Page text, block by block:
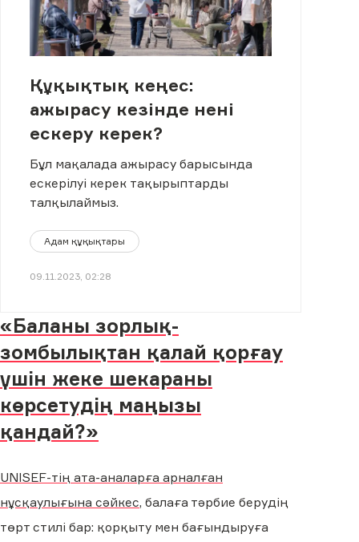
Құқықтық кеңес:
ажырасу кезінде нені
ескеру керек?
Бұл мақалада ажырасу барысында
ескерілуі керек тақырыптарды
талқылаймыз.
Адам құқықтары
09.11.2023, 02:28
«Баланы зорлық-
зомбылықтан қалай қорғау
үшін жеке шекараны
көрсетудің маңызы
қандай?»
UNISEF-тің ата-аналарға арналған
нұсқаулығына сәйкес, балаға тәрбие берудің
төрт стилі бар: қорқыту мен бағындыруға